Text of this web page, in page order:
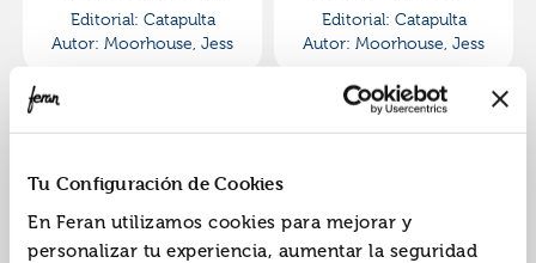
Tu Configuración de Cookies
En Feran utilizamos cookies para mejorar y
personalizar tu experiencia, aumentar la seguridad
Editorial: Catapulta
Autor: Moorhouse, Jess
Editorial: Catapulta
Autor: Moorhouse, Jess